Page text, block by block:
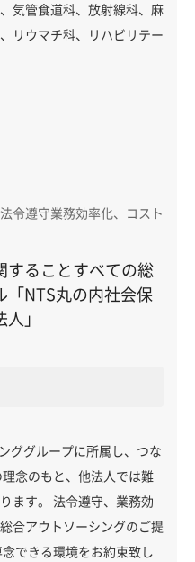
気管食道科、放射線科、麻
リウマチ科、リハビリテー
令遵守業務効率化、コスト
することすべての総
「NTS丸の内社会保
」
ググループに所属し、つな
念のもと、他法人では難
ます。 法令遵守、業務効
合アウトソーシングのご提
できる環境をお約束致し